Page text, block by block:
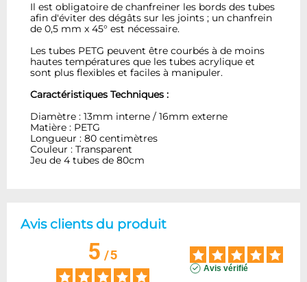
Il est obligatoire de chanfreiner les bords des tubes
afin d'éviter des dégâts sur les joints ; un chanfrein
de 0,5 mm x 45° est nécessaire.
Les tubes PETG peuvent être courbés à de moins
hautes températures que les tubes acrylique et
sont plus flexibles et faciles à manipuler.
Caractéristiques Techniques :
Diamètre : 13mm interne / 16mm externe
Matière : PETG
Longueur : 80 centimètres
Couleur : Transparent
Jeu de 4 tubes de 80cm
Avis clients du produit
5/5
Avis vérifié